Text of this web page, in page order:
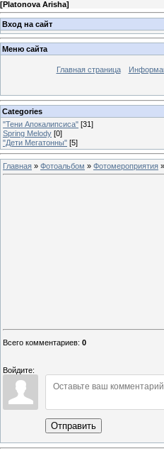
[Platonova Arisha]
Вход на сайт
Меню сайта
Главная страница
Categories
"Тени Апокалипсиса" [31]
Spring Melody [0]
"Дети Мегатонны" [5]
Главная » Фотоальбом » Фотомероприятия »
Всего комментариев: 0
Войдите:
Отправить